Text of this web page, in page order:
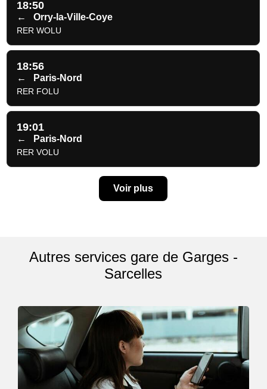
18:50
← Orry-la-Ville-Coye
RER WOLU
18:56
← Paris-Nord
RER FOLU
19:01
← Paris-Nord
RER VOLU
Voir plus
Autres services gare de Garges -
Sarcelles